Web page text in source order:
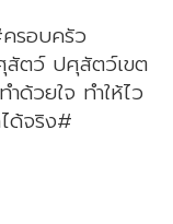
รอบครัว
สัตว์ ปศุสัตว์เขต
ำด้วยใจ ทำให้ไว
ด้จริง#